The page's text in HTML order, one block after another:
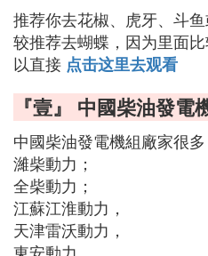
推荐你去花椒、虎牙、斗
较推荐去蝴蝶，因为里面
以直接 点击这里去观看
『壹』 中國柴油發
中國柴油發電機組廠家很多
濰柴動力；
全柴動力；
江蘇江淮動力，
天津雷沃動力，